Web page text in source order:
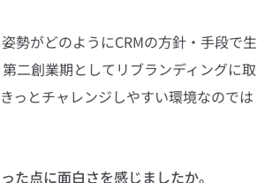
勢がどのようにCRMの方針・手段で生
二創業期としてリブランディングに取
っとチャレンジしやすい環境なのでは
点に面白さを感じましたか。